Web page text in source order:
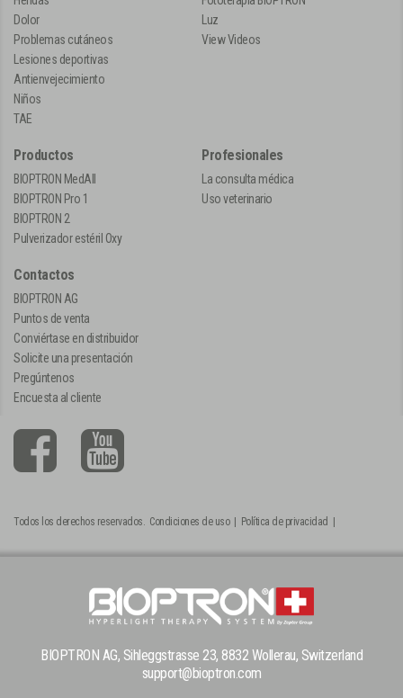
Dolor
Problemas cutáneos
Lesiones deportivas
Antienvejecimiento
Niños
TAE
Luz
View Videos
Productos
BIOPTRON MedAll
BIOPTRON Pro 1
BIOPTRON 2
Pulverizador estéril Oxy
Profesionales
La consulta médica
Uso veterinario
Contactos
BIOPTRON AG
Puntos de venta
Conviértase en distribuidor
Solicite una presentación
Pregúntenos
Encuesta al cliente
Todos los derechos reservados. Condiciones de uso| Política de privacidad
BIOPTRON AG, Sihleggstrasse 23, 8832 Wollerau, Switzerland
support@bioptron.com